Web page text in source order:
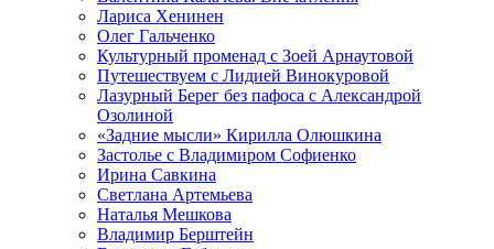
Лариса Хенинен
Олег Гальченко
Культурный променад с Зоей Арнаутовой
Путешествуем с Лидией Винокуровой
Лазурный Берег без пафоса с Александрой
Озолиной
«Задние мысли» Кирилла Олюшкина
Застолье с Владимиром Софиенко
Ирина Савкина
Светлана Артемьева
Наталья Мешкова
Владимир Берштейн